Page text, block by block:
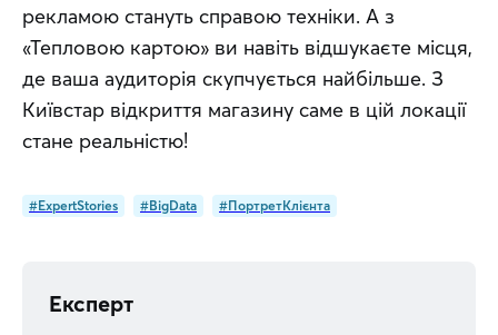
рекламою стануть справою техніки. А з
«Тепловою картою» ви навіть відшукаєте місця,
де ваша аудиторія скупчується найбільше. З
Київстар відкриття магазину саме в цій локації
стане реальністю!
#ExpertStories #BigData #ПортретКлієнта
Експерт